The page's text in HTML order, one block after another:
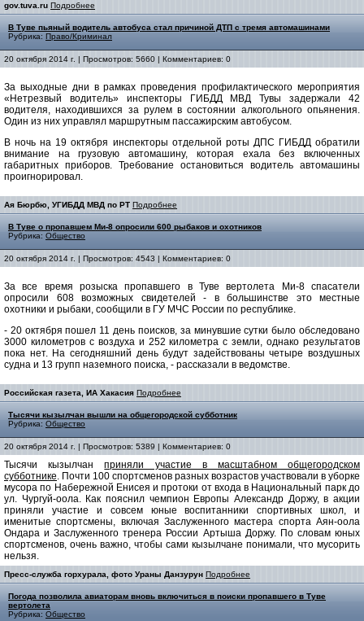
gov.tuva.ru Подробнее
В Туве пьяный водитель автобуса стал причиной ДТП с тремя автомашинами
Рубрика: Право/Криминал
20 октября 2014 г. | Просмотров: 5660 | Комментариев: 0
За выходные дни в рамках проведения профилактического мероприятия
«Нетрезвый водитель» инспекторы ГИБДД МВД Тувы задержали 42
водителя, находившихся за рулем в состоянии алкогольного опьянения.
Один из них управлял маршрутным пассажирским автобусом.
В ночь на 19 октября инспекторы отдельной роты ДПС ГИБДД обратили
внимание на грузовую автомашину, которая ехала без включенных
габаритных приборов. Требование остановиться водитель автомашины
проигнорировал.
Ая Бюрбю, УГИБДД МВД по РТ Подробнее
В Туве о пропавшем Ми-8 опросили 600 рыбаков и охотников
Рубрика: Общество
20 октября 2014 г. | Просмотров: 4543 | Комментариев: 0
За все время розыска пропавшего в Туве вертолета Ми-8 спасатели
опросили 608 возможных свидетелей - в большинстве это местные
охотники и рыбаки, сообщили в ГУ МЧС России по республике.
- 20 октября пошел 11 день поисков, за минувшие сутки было обследовано
3000 километров с воздуха и 252 километра с земли, однако результатов
пока нет. На сегодняшний день будут задействованы четыре воздушных
судна и 13 групп наземного поиска, - рассказали в ведомстве.
Российская газета, ИА Хакасия Подробнее
Тысячи кызылчан вышли на общегородской субботник
Рубрика: Общество
20 октября 2014 г. | Просмотров: 5389 | Комментариев: 0
Тысячи кызылчанприняли участие в масштабном общегородском
субботнике. Почти 100 спортсменов разных возрастов участвовали в уборке
мусора по Набережной Енисея и протоки от входа в Национальный парк до
ул. Чургуй-оола. Как пояснил чемпион Европы Александр Доржу, в акции
приняли участие и совсем юные воспитанники спортивных школ, и
именитые спортсмены, включая Заслуженного мастера спорта Аян-оола
Ондара и Заслуженного тренера России Артыша Доржу. По словам юных
спортсменов, очень важно, чтобы сами кызылчане понимали, что мусорить
нельзя.
Пресс-служба горхурала, фото Ураны Данзурун Подробнее
Погода позволила авиаторам вновь включиться в поиски пропавшего в Туве
вертолета
Рубрика: Общество